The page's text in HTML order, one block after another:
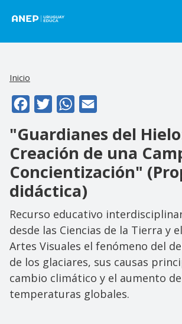
Inicio
FacebookTwitterWhatsApp
"Guardianes del
Creación de una
Concientización"
didáctica)
Recurso educativo
desde las Ciencias de la Tierra y
Artes Visuales el fenómeno del
de los glaciares, sus causas
cambio climático y el aumento
temperaturas globales.